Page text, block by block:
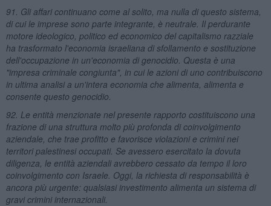
91. Gli affari continuano come al solito, ma nulla di questo sistema,
di cui le imprese sono parte integrante, è neutrale. Il perdurante
motore ideologico, politico ed economico del capitalismo razziale
ha trasformato l'economia israeliana di sfollamento e sostituzione
dell'occupazione in un'economia di genocidio. Questa è una
"impresa criminale congiunta", in cui le azioni di uno contribuiscono
in ultima analisi a un'intera economia che alimenta, alimenta e
consente questo genocidio.
92. Le entità menzionate nel presente rapporto costituiscono una
frazione di una struttura molto più profonda di coinvolgimento
aziendale, che trae profitto e favorisce violazioni e crimini nei
territori palestinesi occupati. Se avessero esercitato la dovuta
diligenza, le entità aziendali avrebbero cessato da tempo il loro
coinvolgimento con Israele. Oggi, la richiesta di responsabilità è
ancora più urgente: qualsiasi investimento alimenta un sistema di
gravi crimini internazionali.